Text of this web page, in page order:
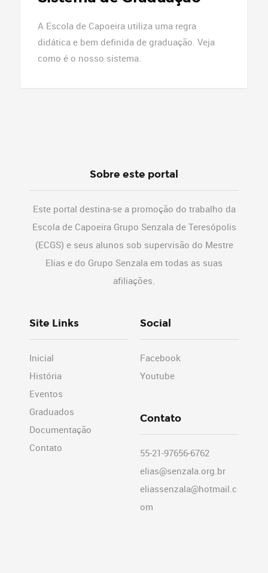
A Escola de Capoeira utiliza uma regra
didática e bem definida de graduação. Veja
como é o nosso sistema.
Sobre este portal
Este portal destina-se a promoção do trabalho da
Escola de Capoeira Grupo Senzala de Teresópolis
(ECGS) e seus alunos sob supervisão do Mestre
Elias e do Grupo Senzala em todas as suas
afiliações.
Site Links
Inicial
História
Eventos
Graduados
Documentação
Contato
Social
Facebook
Youtube
Contato
55-21-97656-6762
elias@senzala.org.br
eliassenzala@hotmail.c
om